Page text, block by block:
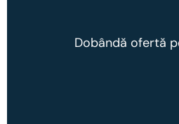
Dobândă ofertă